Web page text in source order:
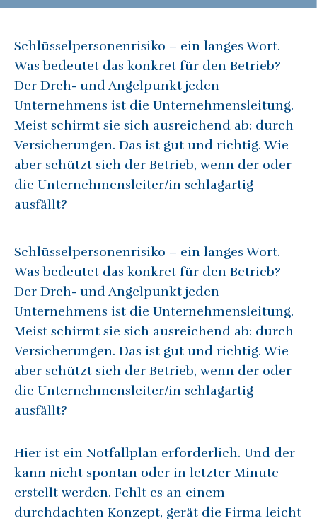
Schlüsselpersonenrisiko – ein langes Wort.
Was bedeutet das konkret für den Betrieb?
Der Dreh- und Angelpunkt jeden
Unternehmens ist die Unternehmensleitung.
Meist schirmt sie sich ausreichend ab: durch
Versicherungen. Das ist gut und richtig. Wie
aber schützt sich der Betrieb, wenn der oder
die Unternehmensleiter/in schlagartig
ausfällt?
Schlüsselpersonenrisiko – ein langes Wort.
Was bedeutet das konkret für den Betrieb?
Der Dreh- und Angelpunkt jeden
Unternehmens ist die Unternehmensleitung.
Meist schirmt sie sich ausreichend ab: durch
Versicherungen. Das ist gut und richtig. Wie
aber schützt sich der Betrieb, wenn der oder
die Unternehmensleiter/in schlagartig
ausfällt?
Hier ist ein Notfallplan erforderlich. Und der
kann nicht spontan oder in letzter Minute
erstellt werden. Fehlt es an einem
durchdachten Konzept, gerät die Firma leicht